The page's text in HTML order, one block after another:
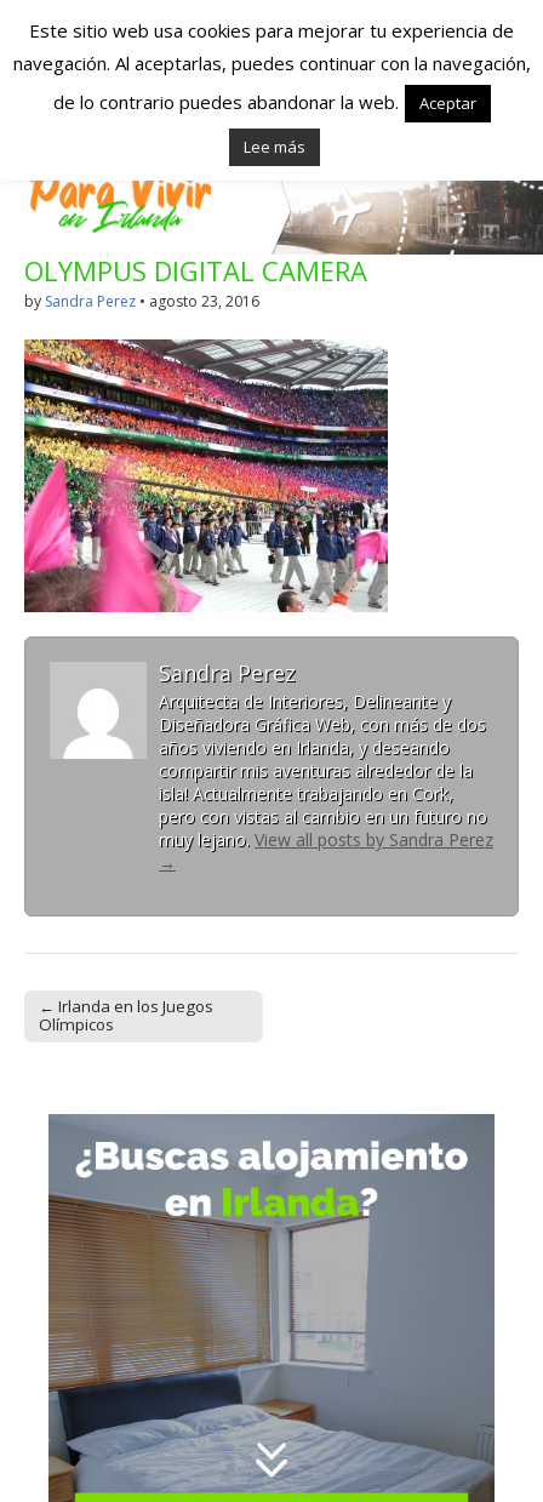
Españoles en
Irlanda – Vivir en
Irlanda – Trabajo
en Irlanda –
Alojamiento en
Irlanda
Blog dedicado a los que viven, estudian y trabajan en
Irlanda!
OLYMPUS DIGITAL CAMERA
by Sandra Perez • agosto 23, 2016
Sandra Perez
Arquitecta de Interiores, Delineante y
Diseñadora Gráfica Web, con más de dos
años viviendo en Irlanda, y deseando
compartir mis aventuras alrededor de la
isla! Actualmente trabajando en Cork,
pero con vistas al cambio en un futuro no
muy lejano. View all posts by Sandra Perez
→
Post navigation
← Irlanda en los Juegos
Olímpicos
Este sitio web usa cookies para mejorar tu experiencia de
navegación. Al aceptarlas, puedes continuar con la navegación,
de lo contrario puedes abandonar la web.
Aceptar
Lee más